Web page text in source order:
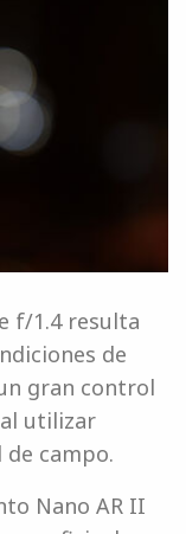
f/1.4 resulta
de
gran control
utilizar
campo.
Nano AR II